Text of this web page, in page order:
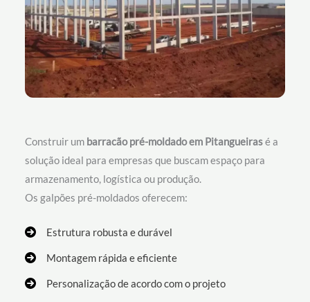
Construir um barracão pré-moldado em Pitangueirasé a
solução ideal para empresas que buscam espaço para
armazenamento, logística ou produção.
Os galpões pré-moldados oferecem:
Estrutura robusta e durável
Montagem rápida e eficiente
Personalização de acordo com o projeto